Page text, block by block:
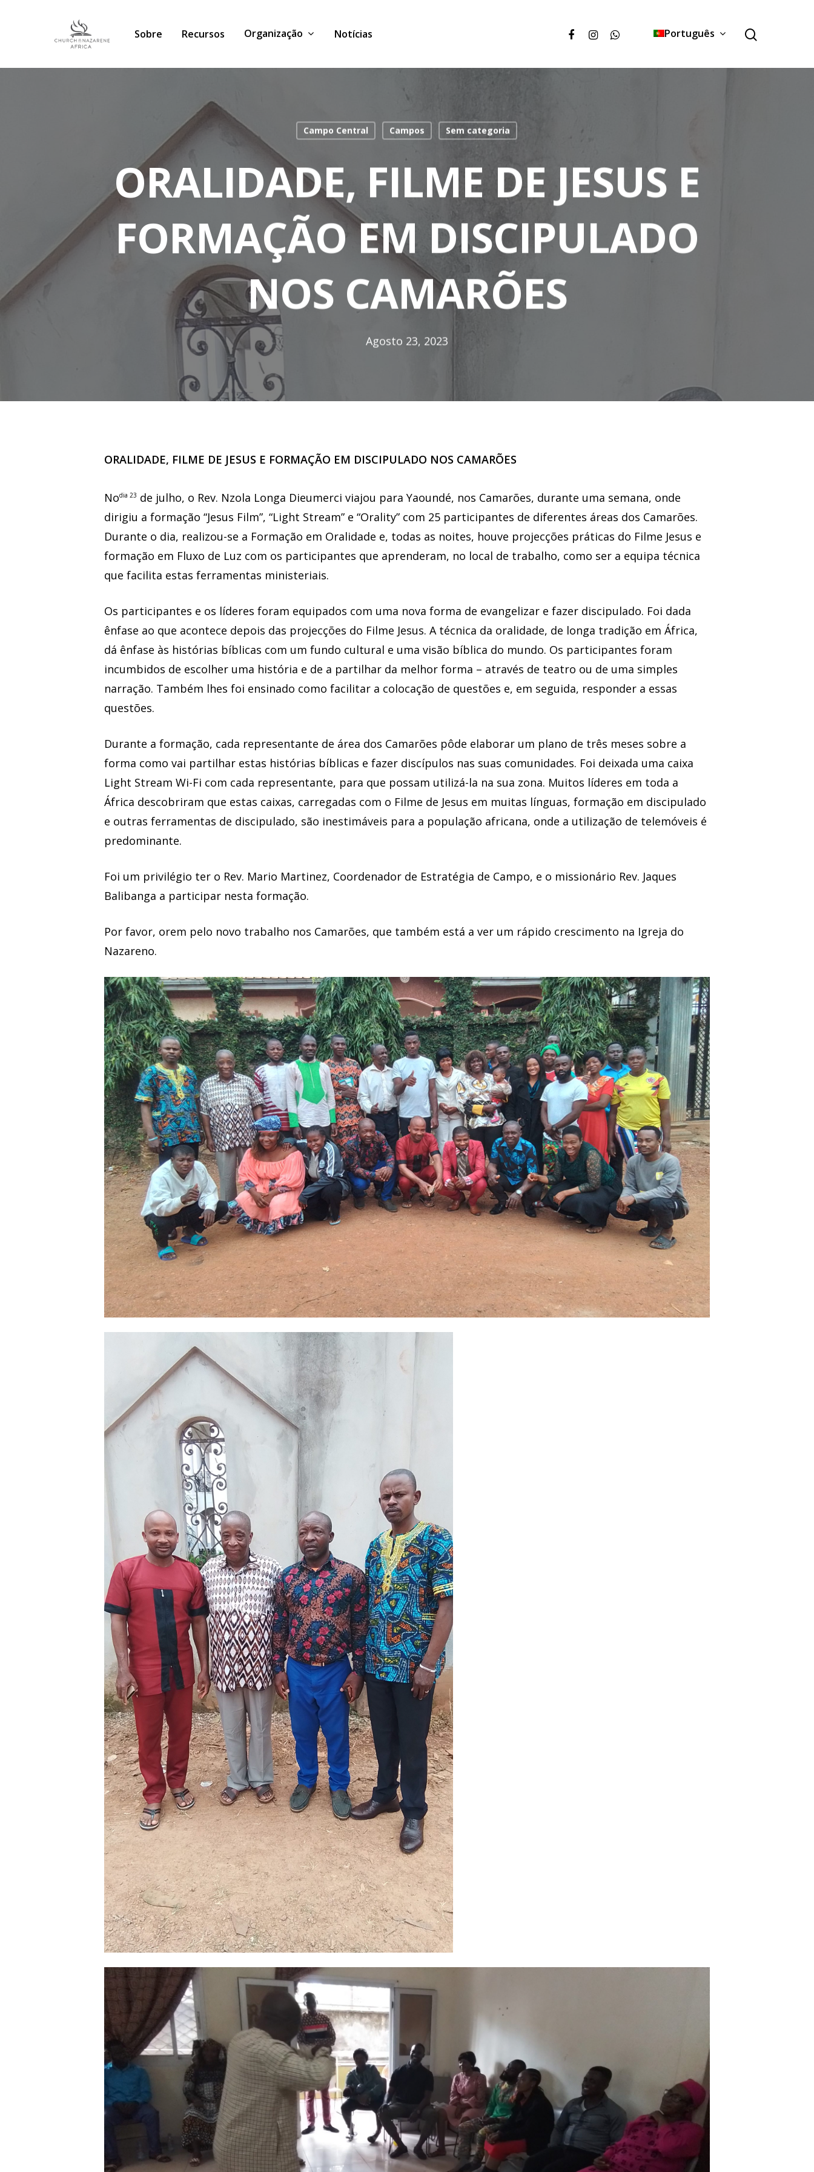
Hit enter to search or ESC to close
Sobre Recursos Organização Notícias Português
Campo Central Campos Sem categoria
ORALIDADE, FILME DE JESUS E
FORMAÇÃO EM DISCIPULADO
NOS CAMARÕES
Agosto 23, 2023
ORALIDADE, FILME DE JESUS E FORMAÇÃO EM DISCIPULADO NOS CAMARÕES
Nodia 23 de julho, o Rev. Nzola Longa Dieumerci viajou para Yaoundé, nos Camarões, durante uma semana, onde
dirigiu a formação “Jesus Film”, “Light Stream” e “Orality” com 25 participantes de diferentes áreas dos Camarões.
Durante o dia, realizou-se a Formação em Oralidade e, todas as noites, houve projecções práticas do Filme Jesus e
formação em Fluxo de Luz com os participantes que aprenderam, no local de trabalho, como ser a equipa técnica
que facilita estas ferramentas ministeriais.
Os participantes e os líderes foram equipados com uma nova forma de evangelizar e fazer discipulado. Foi dada
ênfase ao que acontece depois das projecções do Filme Jesus. A técnica da oralidade, de longa tradição em África,
dá ênfase às histórias bíblicas com um fundo cultural e uma visão bíblica do mundo. Os participantes foram
incumbidos de escolher uma história e de a partilhar da melhor forma – através de teatro ou de uma simples
narração. Também lhes foi ensinado como facilitar a colocação de questões e, em seguida, responder a essas
questões.
Durante a formação, cada representante de área dos Camarões pôde elaborar um plano de três meses sobre a
forma como vai partilhar estas histórias bíblicas e fazer discípulos nas suas comunidades. Foi deixada uma caixa
Light Stream Wi-Fi com cada representante, para que possam utilizá-la na sua zona. Muitos líderes em toda a
África descobriram que estas caixas, carregadas com o Filme de Jesus em muitas línguas, formação em discipulado
e outras ferramentas de discipulado, são inestimáveis para a população africana, onde a utilização de telemóveis é
predominante.
Foi um privilégio ter o Rev. Mario Martinez, Coordenador de Estratégia de Campo, e o missionário Rev. Jaques
Balibanga a participar nesta formação.
Por favor, orem pelo novo trabalho nos Camarões, que também está a ver um rápido crescimento na Igreja do
Nazareno.